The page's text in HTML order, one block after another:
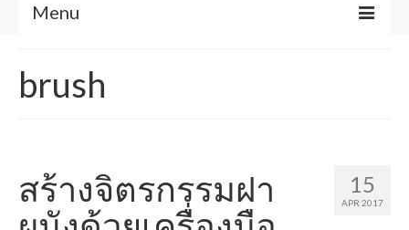
Menu
Art & Design
สินค้าของเรา
งานเรซิ่นเคลือบไม้
brush
15
APR 2017
สร้างจิตรกรรมฝา